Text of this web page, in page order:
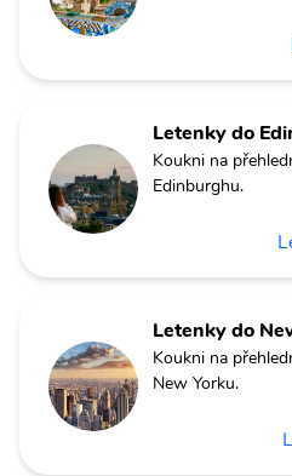
Letenky do
Koukni na
Edinburghu.
Letenky do
Koukni na
New Yorku.